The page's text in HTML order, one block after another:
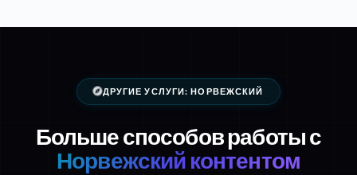
ДРУГИЕ УСЛУГИ: НОРВЕЖСКИЙ
Больше способов работы с
Норвежский контентом